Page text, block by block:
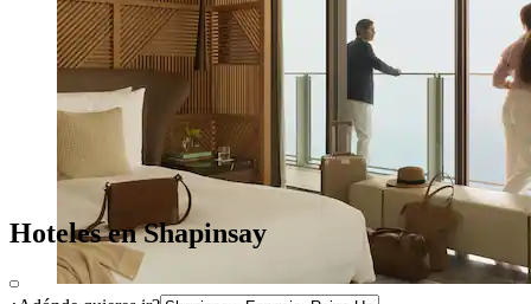
Hoteles en Shapinsay